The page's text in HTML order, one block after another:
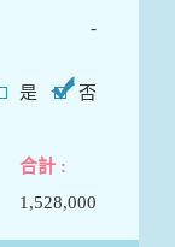
-
是 否
1,528,000